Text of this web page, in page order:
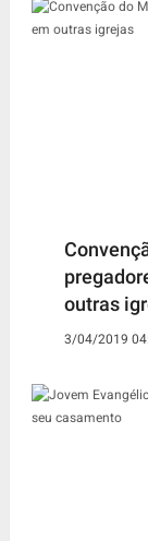
outras
3/04/2019